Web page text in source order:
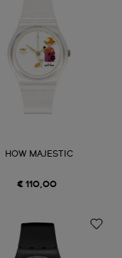
HOW MAJESTIC
€ 110,00